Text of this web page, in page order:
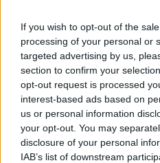
If you wish to opt-out of the
processing of your personal or
targeted advertising by us,
section to confirm your
opt-out request is processed
interest-based ads based on
us or personal information
your opt-out. You may
disclosure of your personal
IAB’s list of downstream
liber schimb marea
partidul democrat SUA